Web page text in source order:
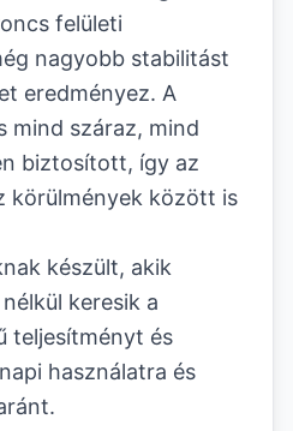
felületi
nagyobb stabilitást
eredményez. A
mind száraz, mind
biztosított, így az
körülmények között is
készült, akik
keresik a
teljesítményt és
használatra és